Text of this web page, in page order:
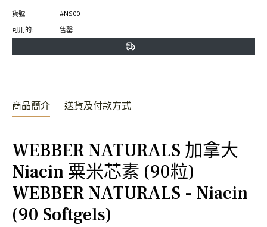
上
分
貨號:
#NS00
可用的:
售罄
商品簡介 送貨及付款方式
WEBBER NATURALS 加拿大
Niacin 粟米芯素 (90粒)
WEBBER NATURALS - Niacin
(90 Softgels)